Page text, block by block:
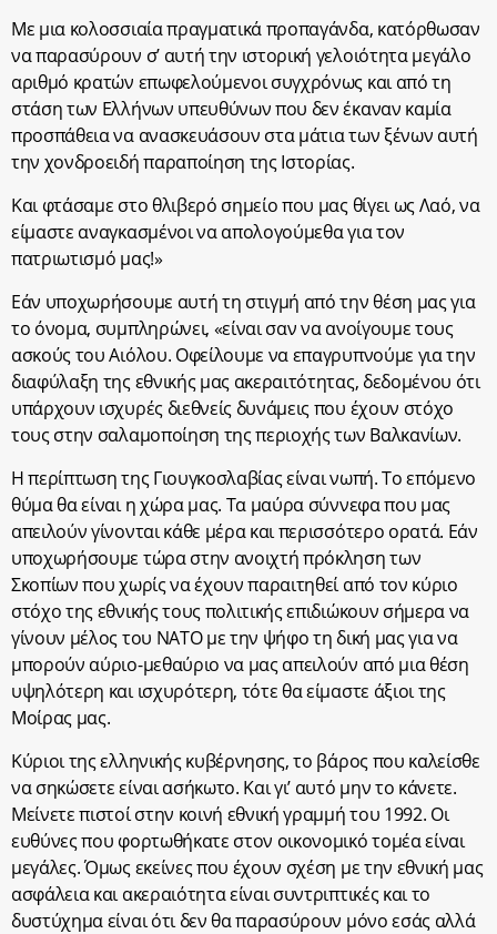
Με μια κολοσσιαία πραγματικά προπαγάνδα, κατόρθωσαν
να παρασύρουν σ’ αυτή την ιστορική γελοιότητα μεγάλο
αριθμό κρατών επωφελούμενοι συγχρόνως και από τη
στάση των Ελλήνων υπευθύνων που δεν έκαναν καμία
προσπάθεια να ανασκευάσουν στα μάτια των ξένων αυτή
την χονδροειδή παραποίηση της Ιστορίας.
Και φτάσαμε στο θλιβερό σημείο που μας θίγει ως Λαό, να
είμαστε αναγκασμένοι να απολογούμεθα για τον
πατριωτισμό μας!»
Εάν υποχωρήσουμε αυτή τη στιγμή από την θέση μας για
το όνομα, συμπληρώνει, «είναι σαν να ανοίγουμε τους
ασκούς του Αιόλου. Οφείλουμε να επαγρυπνούμε για την
διαφύλαξη της εθνικής μας ακεραιτότητας, δεδομένου ότι
υπάρχουν ισχυρές διεθνείς δυνάμεις που έχουν στόχο
τους στην σαλαμοποίηση της περιοχής των Βαλκανίων.
Η περίπτωση της Γιουγκοσλαβίας είναι νωπή. Το επόμενο
θύμα θα είναι η χώρα μας. Τα μαύρα σύννεφα που μας
απειλούν γίνονται κάθε μέρα και περισσότερο ορατά. Εάν
υποχωρήσουμε τώρα στην ανοιχτή πρόκληση των
Σκοπίων που χωρίς να έχουν παραιτηθεί από τον κύριο
στόχο της εθνικής τους πολιτικής επιδιώκουν σήμερα να
γίνουν μέλος του ΝΑΤΟ με την ψήφο τη δική μας για να
μπορούν αύριο-μεθαύριο να μας απειλούν από μια θέση
υψηλότερη και ισχυρότερη, τότε θα είμαστε άξιοι της
Μοίρας μας.
Κύριοι της ελληνικής κυβέρνησης, το βάρος που καλείσθε
να σηκώσετε είναι ασήκωτο. Και γι’ αυτό μην το κάνετε.
Μείνετε πιστοί στην κοινή εθνική γραμμή του 1992. Οι
ευθύνες που φορτωθήκατε στον οικονομικό τομέα είναι
μεγάλες. Όμως εκείνες που έχουν σχέση με την εθνική μας
ασφάλεια και ακεραιότητα είναι συντριπτικές και το
δυστύχημα είναι ότι δεν θα παρασύρουν μόνο εσάς αλλά